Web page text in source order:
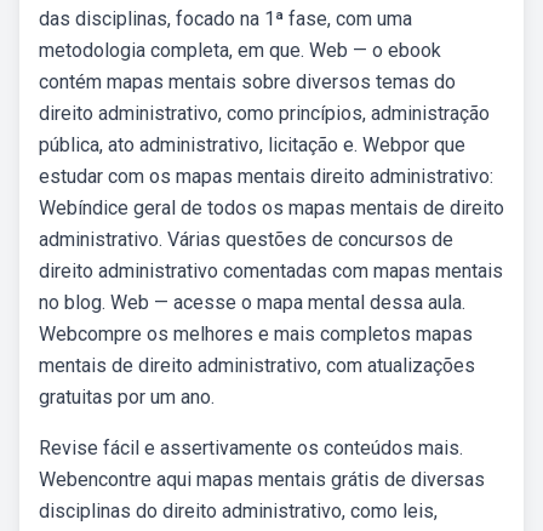
das disciplinas, focado na 1ª fase, com uma
metodologia completa, em que. Web — o ebook
contém mapas mentais sobre diversos temas do
direito administrativo, como princípios, administração
pública, ato administrativo, licitação e. Webpor que
estudar com os mapas mentais direito administrativo:
Webíndice geral de todos os mapas mentais de direito
administrativo. Várias questões de concursos de
direito administrativo comentadas com mapas mentais
no blog. Web — acesse o mapa mental dessa aula.
Webcompre os melhores e mais completos mapas
mentais de direito administrativo, com atualizações
gratuitas por um ano.
Revise fácil e assertivamente os conteúdos mais.
Webencontre aqui mapas mentais grátis de diversas
disciplinas do direito administrativo, como leis,